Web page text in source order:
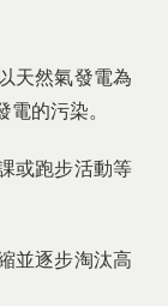
天然氣發電為
的污染。
或跑步活動等
並逐步淘汰高